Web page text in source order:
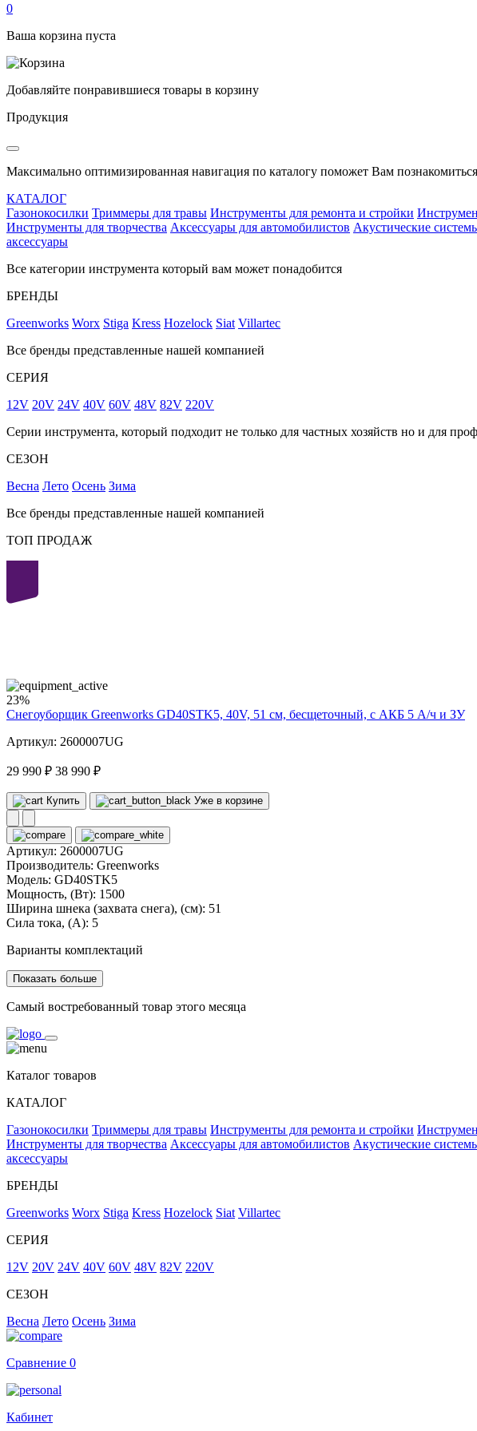
0
Ваша корзина пуста
Добавляйте понравившиеся товары в корзину
Продукция
Максимально оптимизированная навигация по каталогу поможет Вам
КАТАЛОГ
Газонокосилки Триммеры для травы Инструменты для ремонта и стройки
Инструменты для творчества Аксессуары для автомобилистов Акустические
аксессуары
Все категории инструмента который вам может понадобится
БРЕНДЫ
Greenworks Worx Stiga Kress Hozelock Siat Villartec
Все бренды представленные нашей компанией
СЕРИЯ
12V 20V 24V 40V 60V 48V 82V 220V
Серии инструмента, который подходит не только для частных хозяйств но и для
СЕЗОН
Весна Лето Осень Зима
Все бренды представленные нашей компанией
ТОП ПРОДАЖ
23%
Снегоуборщик Greenworks GD40STK5, 40V, 51 см, бесщеточный, с АКБ 5 А/ч и ЗУ
Артикул: 2600007UG
29 990 ₽ 38 990 ₽
Купить Уже в корзине
Артикул: 2600007UG
Производитель: Greenworks
Модель: GD40STK5
Мощность, (Вт): 1500
Ширина шнека (захвата снега), (см): 51
Сила тока, (А): 5
Варианты комплектаций
Показать больше
Самый востребованный товар этого месяца
Каталог товаров
КАТАЛОГ
Газонокосилки Триммеры для травы Инструменты для ремонта и стройки
Инструменты для творчества Аксессуары для автомобилистов Акустические
аксессуары
БРЕНДЫ
Greenworks Worx Stiga Kress Hozelock Siat Villartec
СЕРИЯ
12V 20V 24V 40V 60V 48V 82V 220V
СЕЗОН
Весна Лето Осень Зима
Сравнение 0
Кабинет